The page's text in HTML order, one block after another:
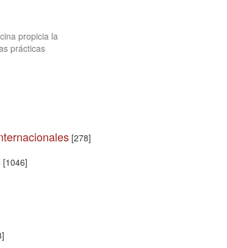
propicia la
prácticas
[278]
[1046]